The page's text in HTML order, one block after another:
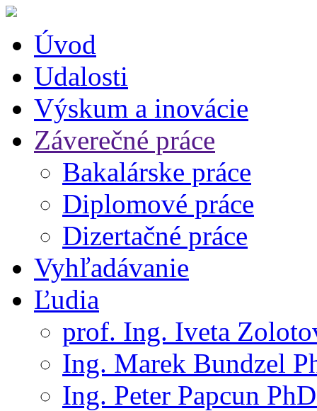
Úvod
Udalosti
Výskum a inovácie
Záverečné práce
Bakalárske práce
Diplomové práce
Dizertačné práce
Vyhľadávanie
Ľudia
prof. Ing. Iveta
Ing. Marek Bundzel
Ing. Peter Papcun